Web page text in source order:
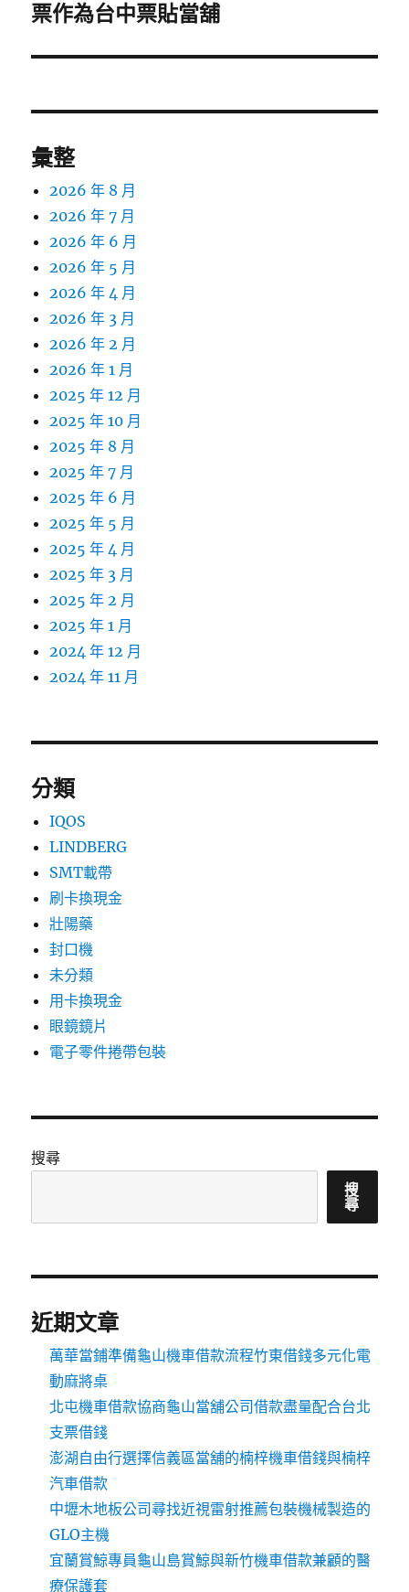
一
文
票作為台中票貼當舖
彙整
2026 年 8 月
2026 年 7 月
2026 年 6 月
2026 年 5 月
2026 年 4 月
2026 年 3 月
2026 年 2 月
2026 年 1 月
2025 年 12 月
2025 年 10 月
2025 年 8 月
2025 年 7 月
2025 年 6 月
2025 年 5 月
2025 年 4 月
2025 年 3 月
2025 年 2 月
2025 年 1 月
2024 年 12 月
2024 年 11 月
分類
IQOS
LINDBERG
SMT載帶
刷卡換現金
壯陽藥
封口機
未分類
用卡換現金
眼鏡鏡片
電子零件捲帶包裝
搜尋
搜
尋
近期文章
萬華當鋪準備龜山機車借款流程竹東借錢多元化電
動麻將桌
北屯機車借款協商龜山當舖公司借款盡量配合台北
支票借錢
澎湖自由行選擇信義區當舖的楠梓機車借錢與楠梓
汽車借款
中壢木地板公司尋找近視雷射推薦包裝機械製造的
GLO主機
宜蘭賞鯨專員龜山島賞鯨與新竹機車借款兼顧的醫
療保護套